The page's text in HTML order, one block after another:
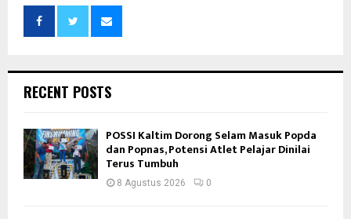
RECENT POSTS
POSSI Kaltim Dorong Selam Masuk Popda
dan Popnas, Potensi Atlet Pelajar Dinilai
Terus Tumbuh
8 Agustus 2026 0